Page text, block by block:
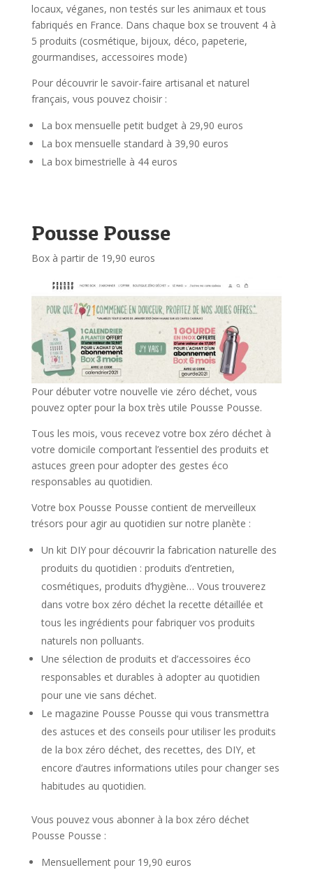
locaux, véganes, non testés sur les animaux et tous
fabriqués en France. Dans chaque box se trouvent 4 à
5 produits (cosmétique, bijoux, déco, papeterie,
gourmandises, accessoires mode)
Pour découvrir le savoir-faire artisanal et naturel
français, vous pouvez choisir :
La box mensuelle petit budget à 29,90 euros
La box mensuelle standard à 39,90 euros
La box bimestrielle à 44 euros
Pousse Pousse
Box à partir de 19,90 euros
Pour débuter votre nouvelle vie zéro déchet, vous
pouvez opter pour la box très utile Pousse Pousse.
Tous les mois, vous recevez votre box zéro déchet à
votre domicile comportant l’essentiel des produits et
astuces green pour adopter des gestes éco
responsables au quotidien.
Votre box Pousse Pousse contient de merveilleux
trésors pour agir au quotidien sur notre planète :
Un kit DIY pour découvrir la fabrication naturelle des
produits du quotidien : produits d’entretien,
cosmétiques, produits d’hygiène… Vous trouverez
dans votre box zéro déchet la recette détaillée et
tous les ingrédients pour fabriquer vos produits
naturels non polluants.
Une sélection de produits et d’accessoires éco
responsables et durables à adopter au quotidien
pour une vie sans déchet.
Le magazine Pousse Pousse qui vous transmettra
des astuces et des conseils pour utiliser les produits
de la box zéro déchet, des recettes, des DIY, et
encore d’autres informations utiles pour changer ses
habitudes au quotidien.
Vous pouvez vous abonner à la box zéro déchet
Pousse Pousse :
Mensuellement pour 19,90 euros